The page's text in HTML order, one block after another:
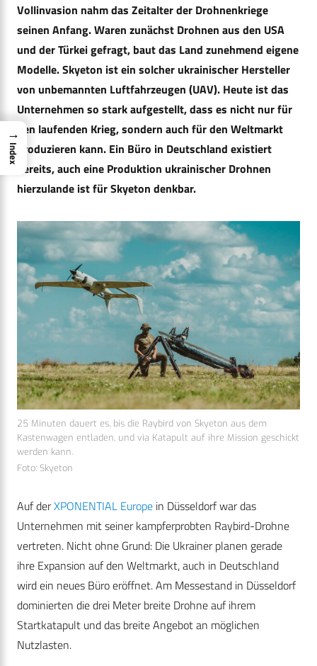
Vollinvasion nahm das Zeitalter der Drohnenkriege
seinen Anfang. Waren zunächst Drohnen aus den USA
und der Türkei gefragt, baut das Land zunehmend eigene
Modelle. Skyeton ist ein solcher ukrainischer Hersteller
von unbemannten Luftfahrzeugen (UAV). Heute ist das
Unternehmen so stark aufgestellt, dass es nicht nur für
den laufenden Krieg, sondern auch für den Weltmarkt
produzieren kann. Ein Büro in Deutschland existiert
bereits, auch eine Produktion ukrainischer Drohnen
hierzulande ist für Skyeton denkbar.
25 Minuten dauert es, bis die Raybird von Skyeton aus dem
Kastenwagen entladen, und via Katapult auf ihre Mission geschickt
werden kann.
Foto: Skyeton
Auf derXPONENTIAL Europe in Düsseldorf war das
Unternehmen mit seiner kampferprobten Raybird-Drohne
vertreten. Nicht ohne Grund: Die Ukrainer planen gerade
ihre Expansion auf den Weltmarkt, auch in Deutschland
wird ein neues Büro eröffnet. Am Messestand in Düsseldorf
dominierten die drei Meter breite Drohne auf ihrem
Startkatapult und das breite Angebot an möglichen
Nutzlasten.
→
Index